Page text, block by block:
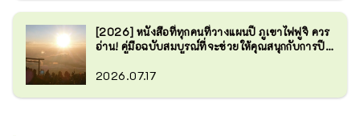
[2026] หนังสือที่ทุกคนที่วางแผนปี ภูเขาไฟฟูจิ ควร
อ่าน! คู่มือฉบับสมบูรณ์ที่จะช่วยให้คุณสนุกกับการปี
2026.07.17